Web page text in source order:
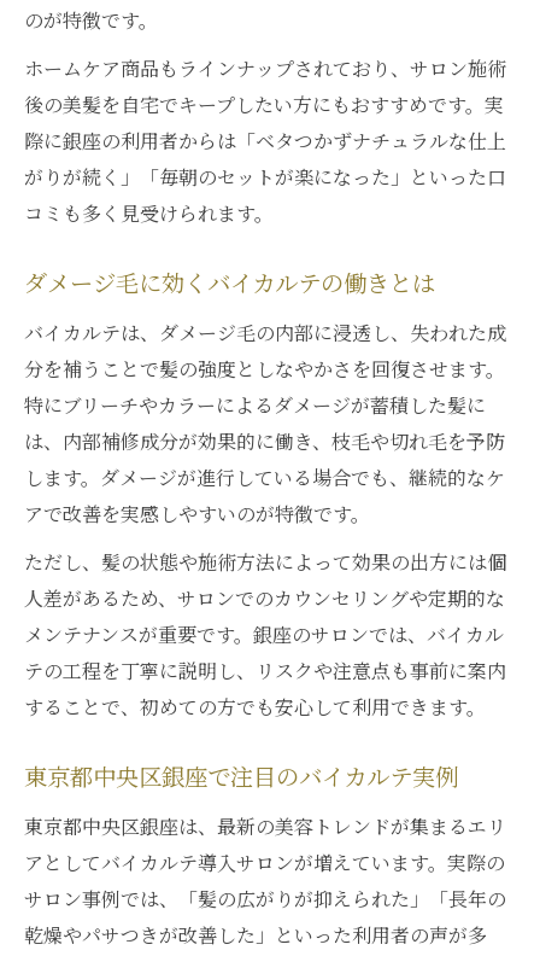
のが特徴です。
ホームケア商品もラインナップされており、サロン施術
後の美髪を自宅でキープしたい方にもおすすめです。実
際に銀座の利用者からは「ベタつかずナチュラルな仕上
がりが続く」「毎朝のセットが楽になった」といった口
コミも多く見受けられます。
ダメージ毛に効くバイカルテの働きとは
バイカルテは、ダメージ毛の内部に浸透し、失われた成
分を補うことで髪の強度としなやかさを回復させます。
特にブリーチやカラーによるダメージが蓄積した髪に
は、内部補修成分が効果的に働き、枝毛や切れ毛を予防
します。ダメージが進行している場合でも、継続的なケ
アで改善を実感しやすいのが特徴です。
ただし、髪の状態や施術方法によって効果の出方には個
人差があるため、サロンでのカウンセリングや定期的な
メンテナンスが重要です。銀座のサロンでは、バイカル
テの工程を丁寧に説明し、リスクや注意点も事前に案内
することで、初めての方でも安心して利用できます。
東京都中央区銀座で注目のバイカルテ実例
東京都中央区銀座は、最新の美容トレンドが集まるエリ
アとしてバイカルテ導入サロンが増えています。実際の
サロン事例では、「髪の広がりが抑えられた」「長年の
乾燥やパサつきが改善した」といった利用者の声が多